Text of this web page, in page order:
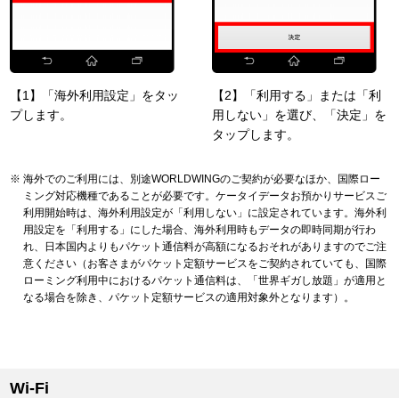
【1】「海外利用設定」をタッ
プします。
【2】「利用する」または「利
用しない」を選び、「決定」を
タップします。
海外でのご利用には、別途WORLDWINGのご契約が必要なほか、国際ロー
ミング対応機種であることが必要です。ケータイデータお預かりサービスご
利用開始時は、海外利用設定が「利用しない」に設定されています。海外利
用設定を「利用する」にした場合、海外利用時もデータの即時同期が行わ
れ、日本国内よりもパケット通信料が高額になるおそれがありますのでご注
意ください（お客さまがパケット定額サービスをご契約されていても、国際
ローミング利用中におけるパケット通信料は、「世界ギガし放題」が適用と
なる場合を除き、パケット定額サービスの適用対象外となります）。
Wi-Fi